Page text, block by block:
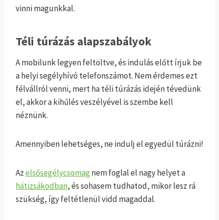
vinni magunkkal.
Téli túrázás alapszabályok
A mobilunk legyen feltöltve, és indulás előtt írjuk be
a helyi segélyhívó telefonszámot. Nem érdemes ezt
félvállról venni, mert ha téli túrázás idején tévedünk
el, akkor a kihűlés veszélyével is szembe kell
néznünk.
Amennyiben lehetséges, ne indulj el egyedül túrázni!
Azelsősegélycsomagnem foglal el nagy helyet a
hátizsákodban, és sohasem tudhatod, mikor lesz rá
szükség, így feltétlenül vidd magaddal.